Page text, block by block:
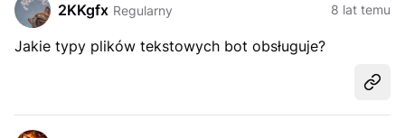
2KKgfx Regularny 8 lat temu
Jakie typy plików tekstowych bot obsługuje?